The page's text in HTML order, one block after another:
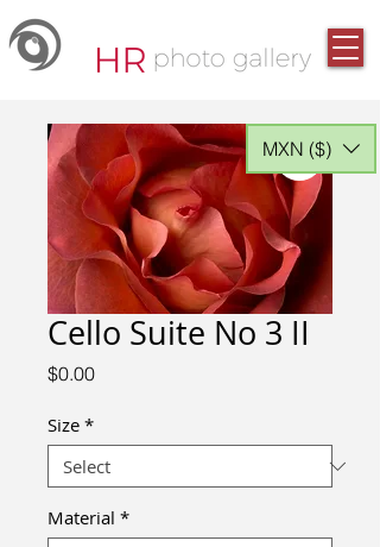
Cello Suite No 3 II
$0.00Price
Size *
Material *
MXN ($)